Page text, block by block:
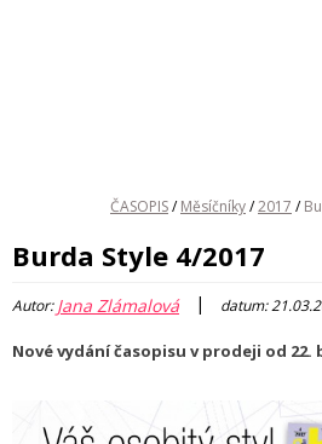
ČASOPIS/ Měsíčníky/2017 /
Burda Style 4/2017
Autor:Jana Zlámalová | datum:
Nové vydání časopisu v prodeji od 22.